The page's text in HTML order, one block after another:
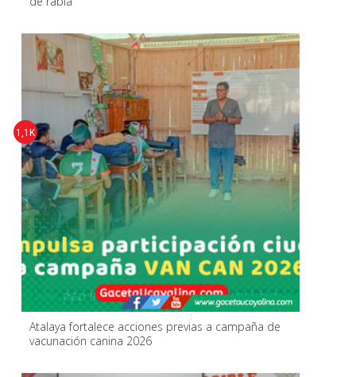
Atalaya fortalece acciones previas a campaña de
vacunación canina 2026
1,1K